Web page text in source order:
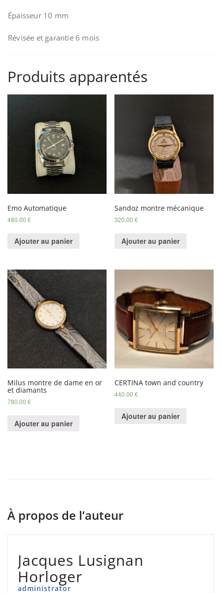
Épaisseur 10 mm
Révisée et garantie 6 mois
Produits apparentés
Emo Automatique
480.00 €
Ajouter au panier
Sandoz montre mécanique
320.00€
Ajouter au panier
Milus montre de dame en or
et diamants
780.00 €
Ajouter au panier
CERTINA town and country
440.00€
Ajouter au panier
À propos de l’auteur
Jacques Lusignan
Horloger
administrator